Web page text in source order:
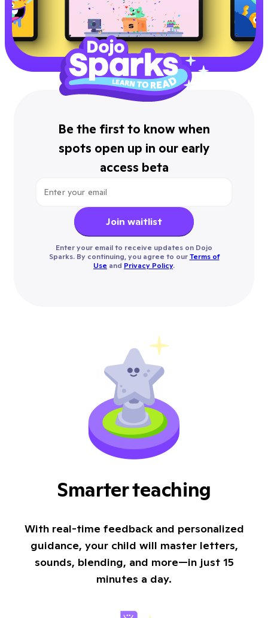
Be the first to know when
spots open up in our early
access beta
Join waitlist
Enter your email to receive updates on Dojo
Sparks. By continuing, you agree to our Terms of
Use and Privacy Policy.
Smarter teaching
With real-time feedback and personalized
guidance, your child will master letters,
sounds, blending, and more—in just 15
minutes a day.